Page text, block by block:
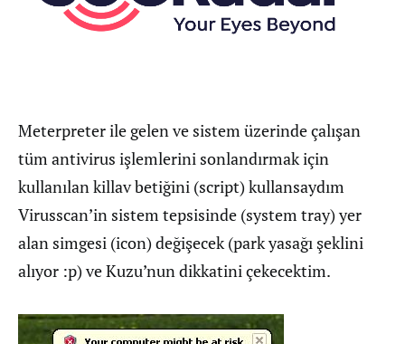
Meterpreter ile gelen ve sistem üzerinde çalışan
tüm antivirus işlemlerini sonlandırmak için
kullanılan killav betiğini (script) kullansaydım
Virusscan’in sistem tepsisinde (system tray) yer
alan simgesi (icon) değişecek (park yasağı şeklini
alıyor :p) ve Kuzu’nun dikkatini çekecektim.